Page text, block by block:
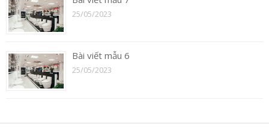
25/05/2023
Bài viết mẫu 6
25/05/2023